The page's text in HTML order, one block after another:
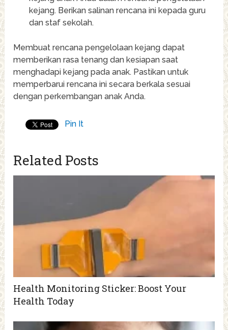
kejang. Berikan salinan rencana ini kepada guru
dan staf sekolah.
Membuat rencana pengelolaan kejang dapat
memberikan rasa tenang dan kesiapan saat
menghadapi kejang pada anak. Pastikan untuk
memperbarui rencana ini secara berkala sesuai
dengan perkembangan anak Anda.
Pin It
Related Posts
Health Monitoring Sticker: Boost Your
Health Today